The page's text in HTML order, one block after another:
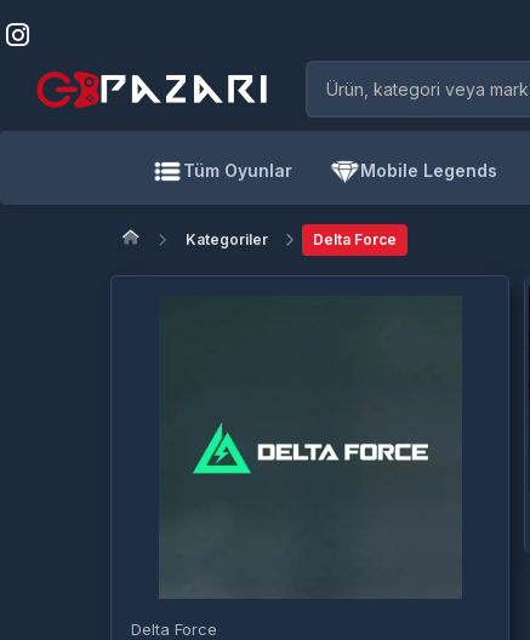
Tüm Oyunlar Mobile Legends
Kategoriler Delta Force
Delta Force